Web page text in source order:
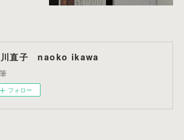
直子 naoko ikawa
フォロー